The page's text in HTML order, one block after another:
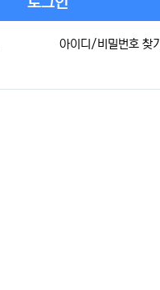
아이디/비밀번호 찾기